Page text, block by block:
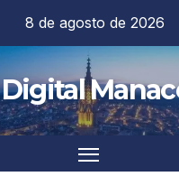
8 de agosto de 2026
Digital